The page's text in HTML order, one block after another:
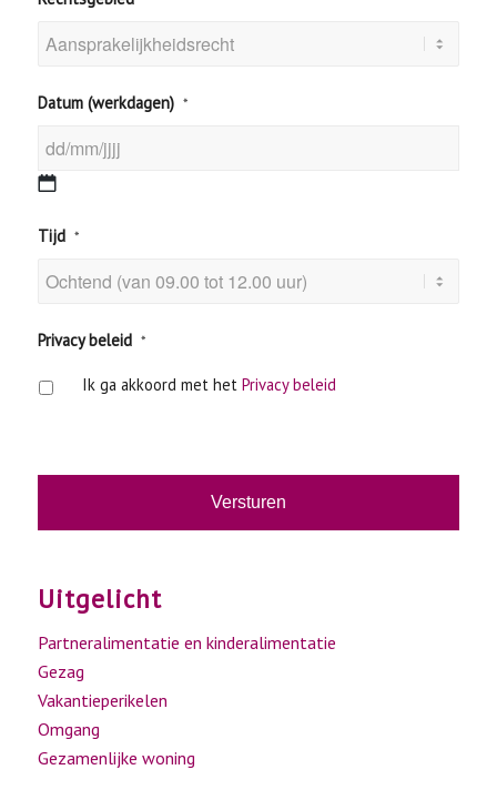
Datum (werkdagen) *
slash
MM
JJJJ
Tijd *
Privacy beleid *
Ik ga akkoord met het Privacy beleid
Uitgelicht
Partneralimentatie en kinderalimentatie
Gezag
Vakantieperikelen
Omgang
Gezamenlijke woning